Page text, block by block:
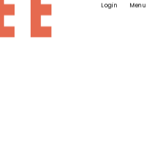
Login Menu